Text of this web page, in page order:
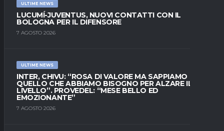
ULTIME NEWS
LUCUMÍ-JUVENTUS, NUOVI CONTATTI CON IL
BOLOGNA PER IL DIFENSORE
7 AGOSTO 2026
ULTIME NEWS
INTER, CHIVU: “ROSA DI VALORE MA SAPPIAMO
QUELLO CHE ABBIAMO BISOGNO PER ALZARE IL
LIVELLO”. PROVEDEL: “MESE BELLO ED
EMOZIONANTE”
7 AGOSTO 2026